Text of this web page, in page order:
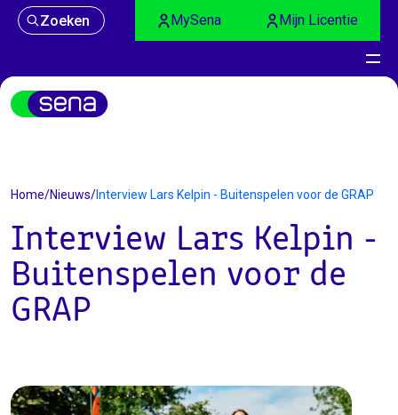
Zoeken MySena Mijn Licentie
Home/Nieuws/Interview Lars Kelpin - Buitenspelen voor de GRAP
Interview Lars Kelpin -
Buitenspelen voor de
GRAP